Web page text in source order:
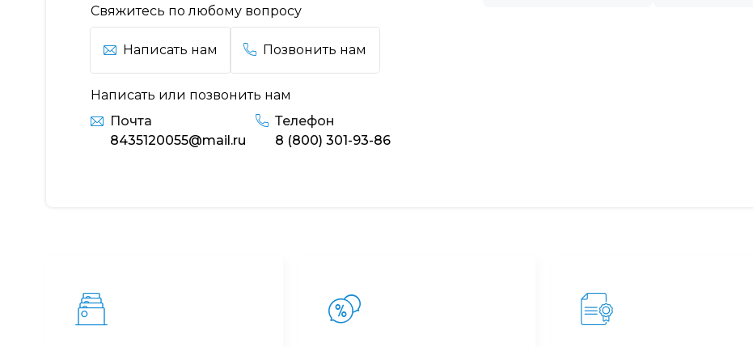
Свяжитесь по любому вопросу
Написать нам Позвонить нам
Написать или позвонить нам
Почта
8435120055@mail.ru
Телефон
8 (800) 301-93-86